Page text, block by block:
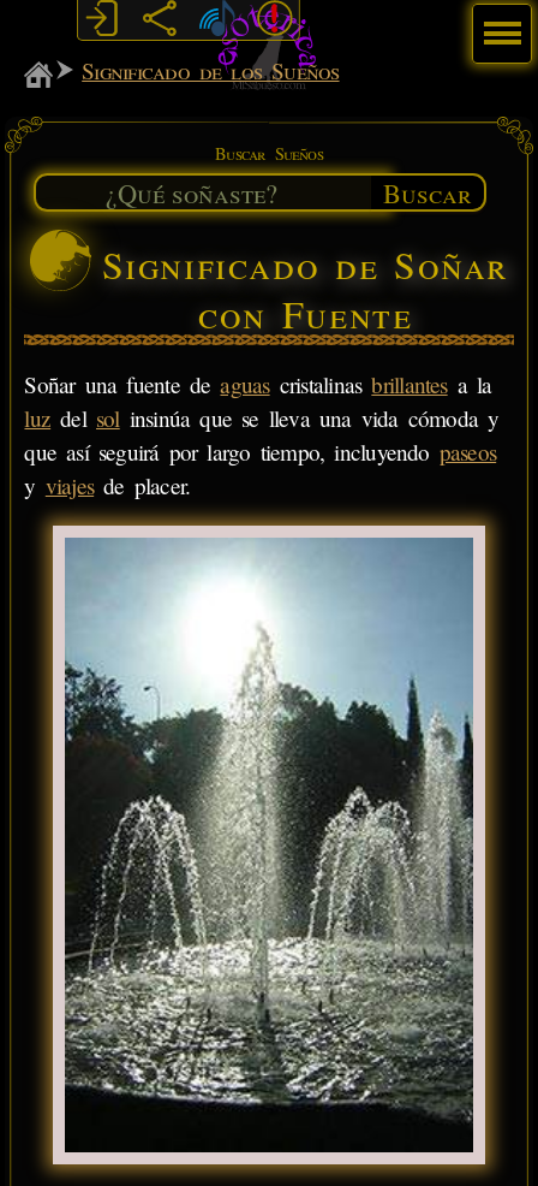
MiSabueso
Significado de los Sueños
Buscar Sueños
Buscar
Significado de Soñar
con Fuente
Soñar una fuente deaguascristalinasbrillantesa la
luz del solinsinúa que se lleva una vida cómoda y
que así seguirá por largo tiempo, incluyendo paseos
y viajesde placer.
Menú